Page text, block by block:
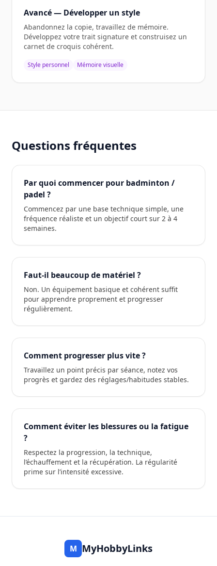
Avancé — Développer un style
Abandonnez la copie, travaillez de mémoire.
Développez votre trait signature et construisez un
carnet de croquis cohérent.
Style personnel Mémoire visuelle
Questions fréquentes
Par quoi commencer pour badminton /
padel ?
Commencez par une base technique simple, une
fréquence réaliste et un objectif court sur 2 à 4
semaines.
Faut-il beaucoup de matériel ?
Non. Un équipement basique et cohérent suffit
pour apprendre proprement et progresser
régulièrement.
Comment progresser plus vite ?
Travaillez un point précis par séance, notez vos
progrès et gardez des réglages/habitudes stables.
Comment éviter les blessures ou la fatigue
?
Respectez la progression, la technique,
l’échauffement et la récupération. La régularité
prime sur l’intensité excessive.
M MyHobbyLinks